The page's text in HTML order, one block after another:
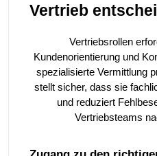
Vertrieb
Vertriebsrollen
Kundenorientierung und
spezialisierte Vermittlung
stellt sicher, dass sie
und reduziert
Vertriebsteams